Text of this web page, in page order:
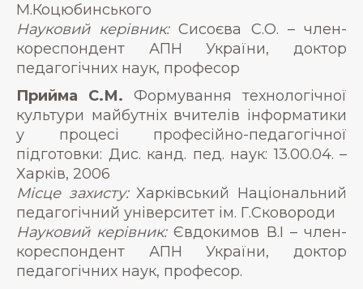
М.Коцюбинського
Науковий керівник:Сисоєва С.О. – член-
кореспондент АПН України, доктор
педагогічних наук, професор
Прийма С.М. Формування технологічної
культури майбутніх вчителів інформатики
у процесі професійно-педагогічної
підготовки: Дис. канд. пед. наук: 13.00.04. –
Харків, 2006
Місце захисту:Харківський Національний
педагогічний університет ім. Г.Сковороди
Науковий керівник:Євдокимов В.І – член-
кореспондент АПН України, доктор
педагогічних наук, професор.